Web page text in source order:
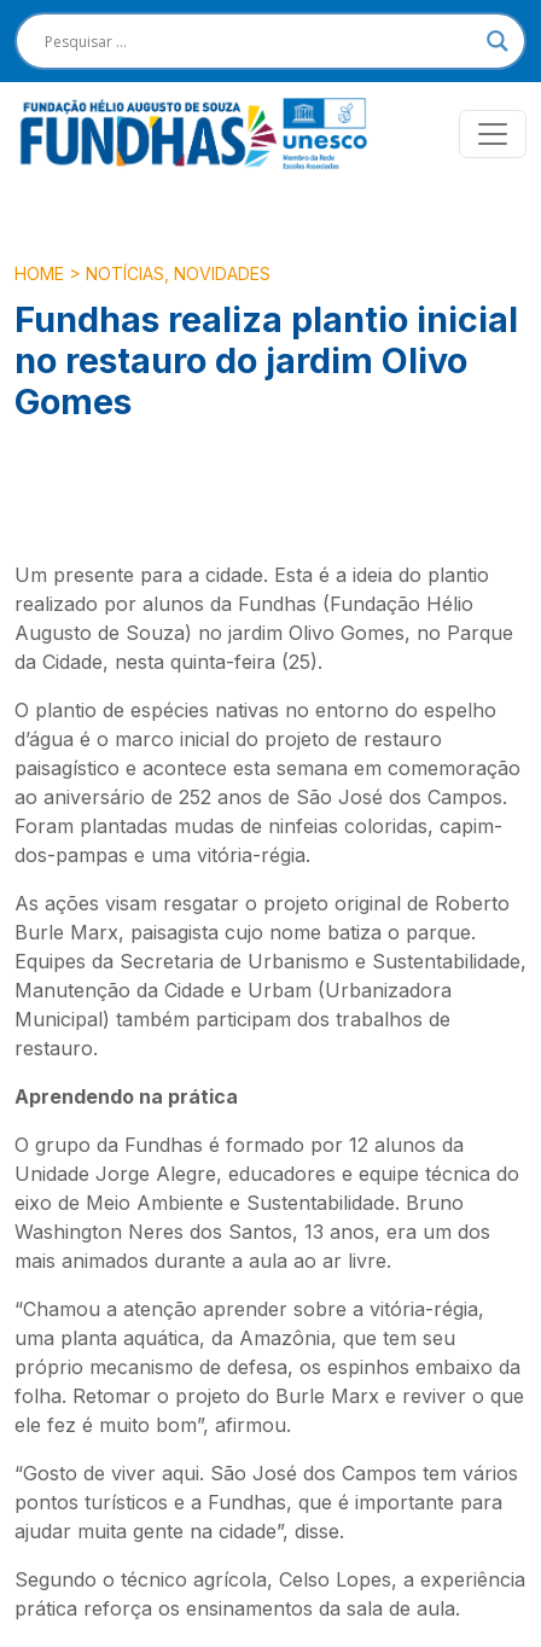
HOME > NOTÍCIAS NOVIDADES
Fundhas realiza plantio inicial
no restauro do jardim Olivo
Gomes
Um presente para a cidade. Esta é a ideia do plantio
realizado por alunos da Fundhas (Fundação Hélio
Augusto de Souza) no jardim Olivo Gomes, no Parque
da Cidade, nesta quinta-feira (25).
O plantio de espécies nativas no entorno do espelho
d’água é o marco inicial do projeto de restauro
paisagístico e acontece esta semana em comemoração
ao aniversário de 252 anos de São José dos Campos.
Foram plantadas mudas de ninfeias coloridas, capim-
dos-pampas e uma vitória-régia.
As ações visam resgatar o projeto original de Roberto
Burle Marx, paisagista cujo nome batiza o parque.
Equipes da Secretaria de Urbanismo e Sustentabilidade,
Manutenção da Cidade e Urbam (Urbanizadora
Municipal) também participam dos trabalhos de
restauro.
Aprendendo na prática
O grupo da Fundhas é formado por 12 alunos da
Unidade Jorge Alegre, educadores e equipe técnica do
eixo de Meio Ambiente e Sustentabilidade. Bruno
Washington Neres dos Santos, 13 anos, era um dos
mais animados durante a aula ao ar livre.
“Chamou a atenção aprender sobre a vitória-régia,
uma planta aquática, da Amazônia, que tem seu
próprio mecanismo de defesa, os espinhos embaixo da
folha. Retomar o projeto do Burle Marx e reviver o que
ele fez é muito bom”, afirmou.
“Gosto de viver aqui. São José dos Campos tem vários
pontos turísticos e a Fundhas, que é importante para
ajudar muita gente na cidade”, disse.
Segundo o técnico agrícola, Celso Lopes, a experiência
prática reforça os ensinamentos da sala de aula.